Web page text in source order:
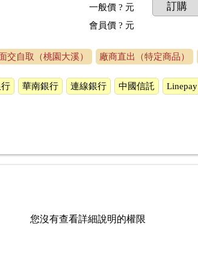
一般價? 元
會員價? 元
訂購
交自取（桃園大溪） 廠商直出（特定商品）
華南銀行 連線銀行 中國信託 Linepay
您沒有查看詳細說明的權限